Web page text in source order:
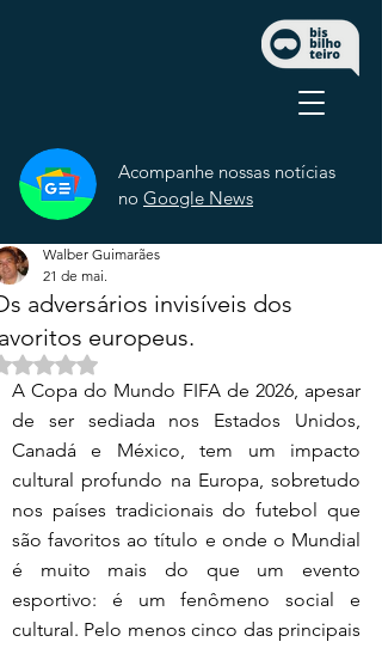
Acompanhe nossas notícias
no Google News
adversários invisíveis dos
europeus.
Walber Guimarães
21 de mai.
Avaliado com NaN de 5 estrelas.
A Copa do Mundo FIFA de 2026, apesar
de ser sediada nos Estados Unidos,
Canadá e México, tem um impacto
cultural profundo na Europa, sobretudo
nos países tradicionais do futebol que
são favoritos ao título e onde o Mundial
é muito mais do que um evento
esportivo: é um fenômeno social e
cultural. Pelo menos cinco das principais